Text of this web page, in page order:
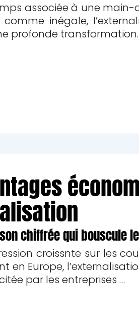
associée à une
comme inégale,
profonde
chiffrée qui bouscule
croissnte sur les
en Europe,
par les entreprises …